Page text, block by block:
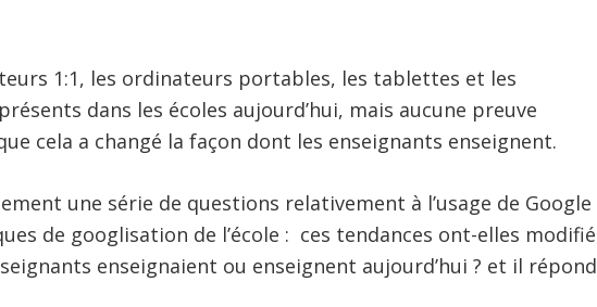
1:1, les ordinateurs portables, les tablettes et les
dans les écoles aujourd’hui, mais aucune preuve
cela a changé la façon dont les enseignants enseignent.
une série de questions relativement à l’usage de Google
de googlisation de l’école : ces tendances ont-elles modifié
enseignaient ou enseignent aujourd’hui ? et il répond